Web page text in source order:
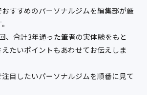
すすめのパーソナルジムを編集部が厳
、合計3年通った筆者の実体験をもと
たいポイントもあわせてお伝えしま
目したいパーソナルジムを順番に見て